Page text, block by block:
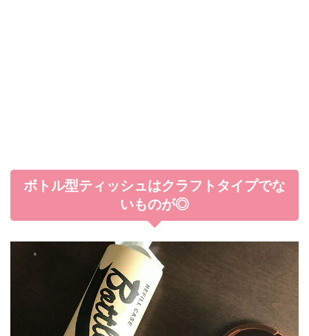
ボトル型ティッシュはクラフトタイプでな
いものが◎